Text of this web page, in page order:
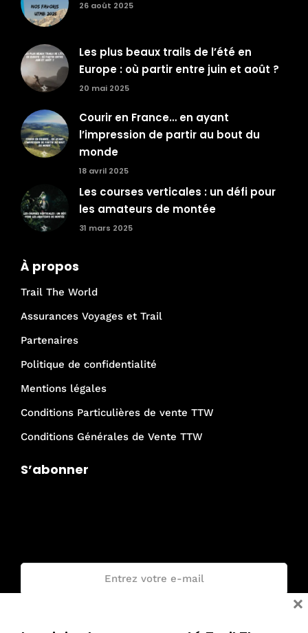
26 août 2025
Les plus beaux trails de l’été en
Europe : où partir entre juin et août ?
20 mai 2025
Courir en France… en ayant
l’impression de partir au bout du
monde
18 avril 2025
Les courses verticales : un défi pour
les amateurs de montée
31 mars 2025
À propos
Trail The World
Assurances Voyages et Trail
Partenaires
Politique de confidentialité
Mentions légales
Conditions Particulières de vente TTW
Conditions Générales de Vente TTW
S’abonner
×